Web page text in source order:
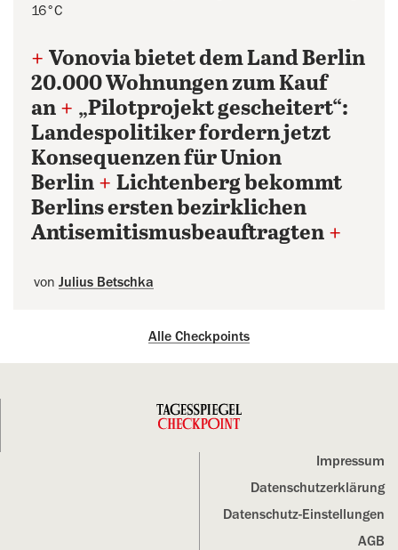
16°C
+ Vonovia bietet dem Land Berlin
20.000 Wohnungen zum Kauf
an + „Pilotprojekt gescheitert“:
Landespolitiker fordern jetzt
Konsequenzen für Union
Berlin + Lichtenberg bekommt
Berlins ersten bezirklichen
Antisemitismusbeauftragten +
von Julius Betschka
Alle Checkpoints
Impressum
Datenschutz­erklärung
Datenschutz-Einstellungen
AGB